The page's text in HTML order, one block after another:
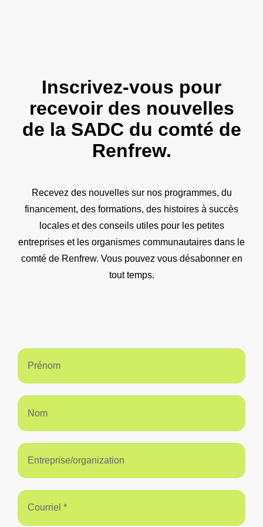
Inscrivez-vous pour
recevoir des nouvelles
de la SADC du comté de
Renfrew.
Recevez des nouvelles sur nos programmes, du
financement, des formations, des histoires à succès
locales et des conseils utiles pour les petites
entreprises et les organismes communautaires dans le
comté de Renfrew. Vous pouvez vous désabonner en
tout temps.
Prénom
Nom
Entreprise/organization
Courriel *